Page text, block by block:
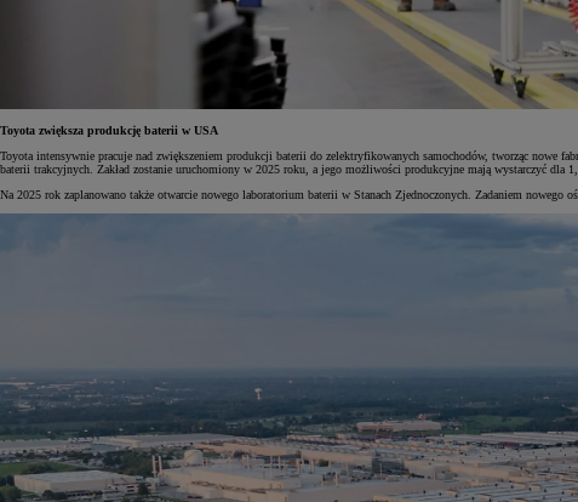
Toyota zwiększa produkcję baterii w USA
Toyota intensywnie pracuje nad zwiększeniem produkcji baterii do zelektryfikowanych samochodów, tworząc nowe
baterii trakcyjnych. Zakład zostanie uruchomiony w 2025 roku, a jego możliwości produkcyjne mają wystarczyć
Na 2025 rok zaplanowano także otwarcie nowego laboratorium baterii w Stanach Zjednoczonych. Zadaniem